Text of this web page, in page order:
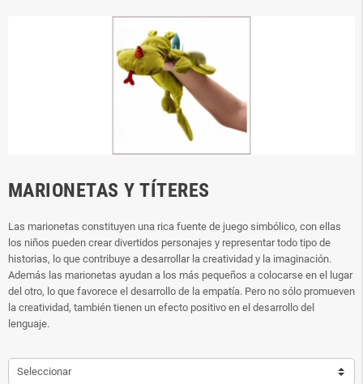
MARIONETAS Y TÍTERES
Las marionetas constituyen una rica fuente de juego simbólico, con ellas
los niños pueden crear divertidos personajes y representar todo tipo de
historias, lo que contribuye a desarrollar la creatividad y la imaginación.
Además las marionetas ayudan a los más pequeños a colocarse en el lugar
del otro, lo que favorece el desarrollo de la empatía. Pero no sólo promueven
la creatividad, también tienen un efecto positivo en el desarrollo del
lenguaje.
Seleccionar